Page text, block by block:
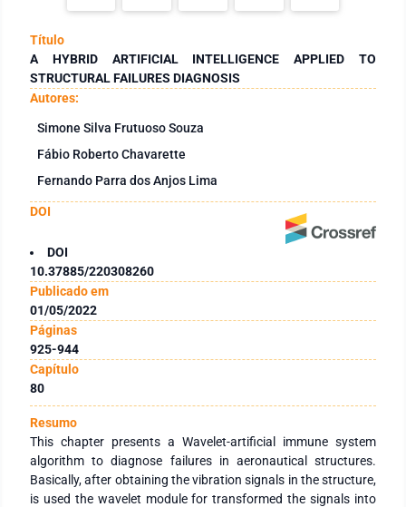
Título
A HYBRID ARTIFICIAL INTELLIGENCE APPLIED TO
STRUCTURAL FAILURES DIAGNOSIS
Autores:
Simone Silva Frutuoso Souza
Fábio Roberto Chavarette
Fernando Parra dos Anjos Lima
DOI
DOI
10.37885/220308260
Publicado em
01/05/2022
Páginas
925-944
Capítulo
80
Resumo
This chapter presents a Wavelet-artificial immune system
algorithm to diagnose failures in aeronautical structures.
Basically, after obtaining the vibration signals in the structure,
is used the wavelet module for transformed the signals into